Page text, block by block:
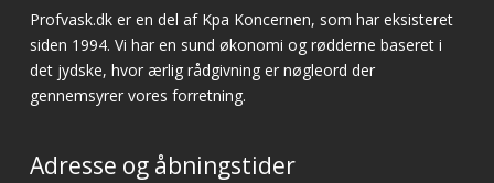
Profvask.dk er en del af Kpa Koncernen, som har eksisteret
siden 1994. Vi har en sund økonomi og rødderne baseret i
det jydske, hvor ærlig rådgivning er nøgleord der
gennemsyrer vores forretning.
Adresse og åbningstider